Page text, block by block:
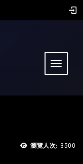
Toggle
瀏覽人次: 3500